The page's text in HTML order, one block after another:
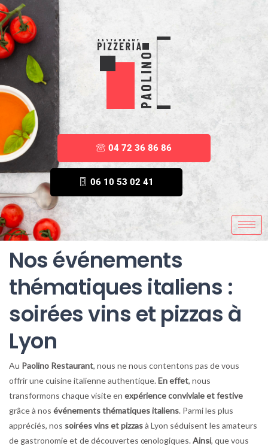
04 72 36 86 86
06 10 53 02 41
Nos événements
thématiques italiens :
soirées vins et pizzas à
Lyon
Au Paolino Restaurant, nous ne nous contentons pas de vous
offrir une cuisine italienne authentique.En effet, nous
transformons chaque visite enexpérience conviviale et festive
grâce à nosévénements thématiques italiens. Parmi les plus
appréciés, nos soirées vins et pizzasà Lyon séduisent les amateurs
de gastronomie et de découvertes œnologiques.Ainsi, que vous